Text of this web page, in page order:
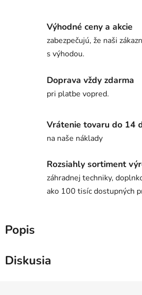
Výhodné ceny a akcie
zabezpečujú, že naši
s výhodou.
Doprava vždy zdarma
pri platbe vopred.
Vrátenie tovaru do 14
na naše náklady
Rozsiahly sortiment
záhradnej techniky,
ako 100 tisíc dostupných
Popis
Diskusia